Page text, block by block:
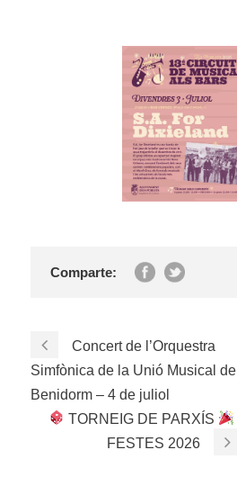
Comparte:
Concert de l’Orquestra
Simfònica de la Unió Musical de
Benidorm – 4 de juliol
TORNEIG DE PARXÍS
FESTES 2026